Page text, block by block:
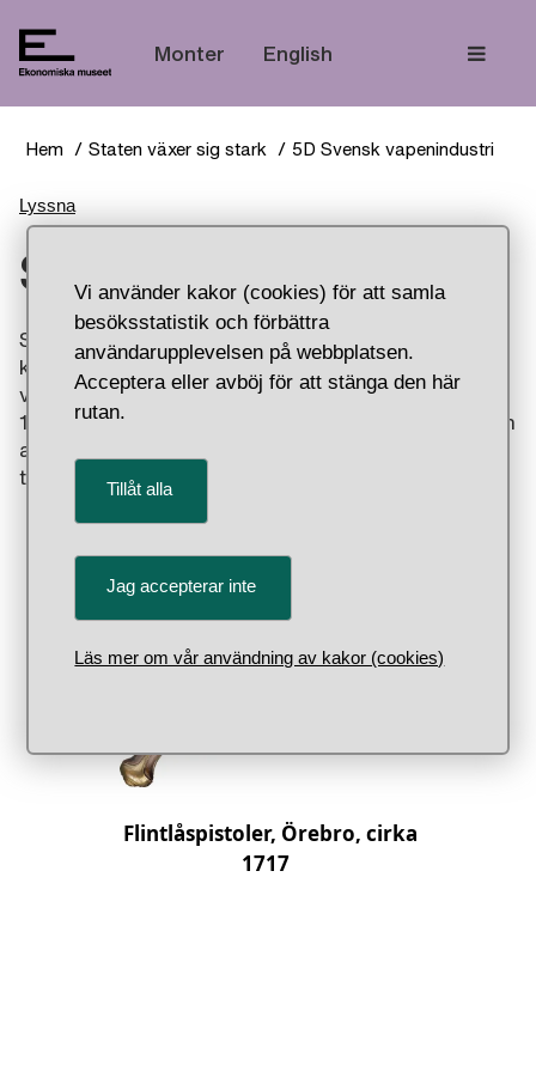
Vi använder kakor (cookies) för att samla
besöksstatistik och förbättra
användarupplevelsen på webbplatsen.
Acceptera eller avböj för att stänga den här
rutan.
Tillåt alla
Jag accepterar inte
Läs mer om vår användning av kakor (cookies)
Monter English Tema
Hem Staten växer sig stark 5D Svensk vapenindustri
Lyssna
Svensk vapenindustri
Starkare stater ledde till större krig. Och större krig
kräver fler vapen. De första svenska
vapenfabrikerna byggdes på 1500-talet och under
1600-talet blev de allt fler. Vapentillverkning blev en
av Sveriges första industrier. Pistolerna i montern
tillverkades vid Örebro faktori runt år 1717.
Flintlåspistoler, Örebro, cirka
1717